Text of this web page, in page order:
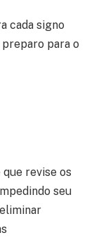
cada signo
para o
revise os
seu